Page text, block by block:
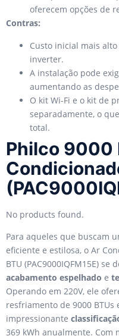
oferecem opções de
Contras:
Custo inicial mais
inverter.
A instalação pode
aumentando as
O kit Wi-Fi e o kit de
separadamente, o
total.
Philco 9000
No products found.
Para aqueles que buscam
eficiente e estilosa, o Ar
BTU (PAC9000IQFM15E) se
acabamento espelhado e
Operando em 220V, ele
resfriamento de 9000
impressionante
369 kWh anualmente. Com